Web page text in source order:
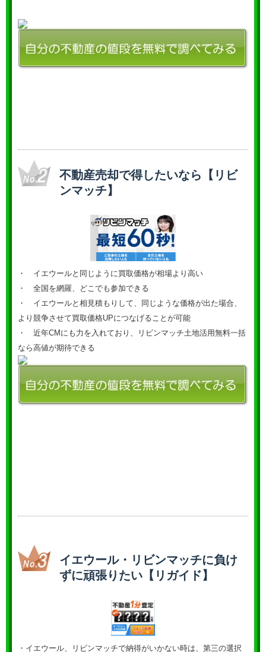
不動産売却で得したいなら【リビ
ンマッチ】
・ イエウールと同じように買取価格が相場より高い
・ 全国を網羅、どこでも参加できる
・ イエウールと相見積もりして、同じような価格が出た場合、
より競争させて買取価格UPにつなげることが可能
・ 近年CMにも力を入れており、リビンマッチ土地活用無料一括
なら高値が期待できる
イエウール・リビンマッチに負け
ずに頑張りたい【リガイド】
・イエウール、リビンマッチで納得がいかない時は、第三の選択